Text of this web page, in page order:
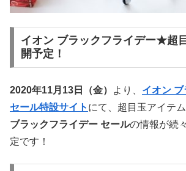
イオン ブラックフライデー★超
開予定！
2020年11月13日（金） より、 イオン
セール特設サイト にて、超目玉アイテム
ブラックフライデー セールの情報が続
定です！